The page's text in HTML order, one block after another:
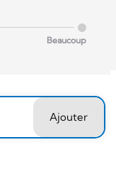
Beaucoup
Ajouter